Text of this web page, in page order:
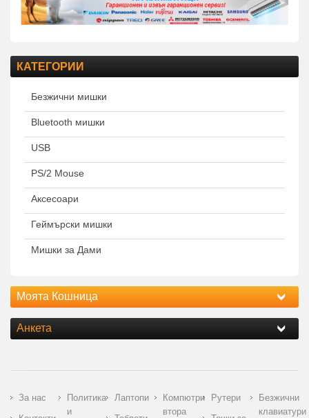
КАТЕГОРИИ
Безжични мишки
Bluetooth мишки
USB
PS/2 Mouse
Аксесоари
Геймърски мишки
Мишки за Дами
Моята Кошница
Анкета
За нас
Политика
и
Лаптопи
Компютри
втора
Рутери
Безжични
клавиатури